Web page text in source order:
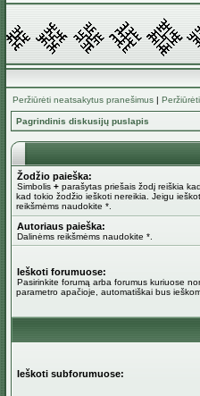
Peržiūrėti neatsakytus pranešimus |
Pagrindinis diskusijų puslapis
Žodžio paieška:
Simbolis + parašytas priešais žodį reiškia
kad tokio žodžio ieškoti nereikia. Jeigu
reikšmėms naudokite *.
Autoriaus paieška:
Dalinėms reikšmėms naudokite *.
Ieškoti forumuose:
Pasirinkite forumą arba forumus kuriuose
parametro apačioje, automatiškai bus
Ieškoti subforumuose: